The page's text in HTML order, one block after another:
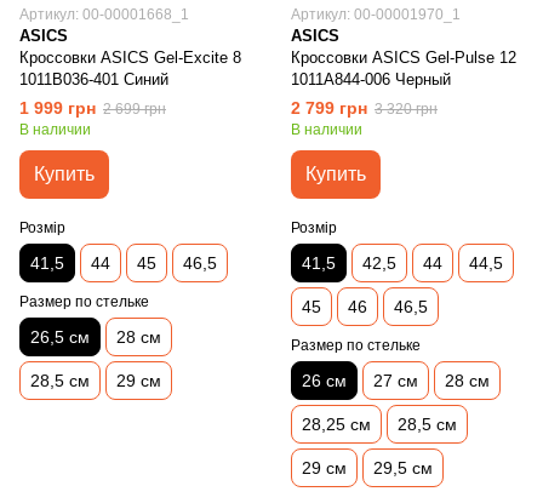
Артикул: 00-00001668_1
ASICS
Кроссовки ASICS Gel-Excite 8
1011B036-401 Синий
1 999 грн 2 699 грн
В наличии
Купить
Розмір
41,5 44 45 46,5
Размер по стельке
26,5 см 28 см
28,5 см 29 см
Артикул: 00-00001970_1
ASICS
Кроссовки ASICS Gel-Pulse 12
1011A844-006 Черный
2 799 грн 3 320 грн
В наличии
Купить
Розмір
41,5 42,5 44 44,5
45 46 46,5
Размер по стельке
26 см 27 см 28 см
28,25 см 28,5 см
29 см 29,5 см